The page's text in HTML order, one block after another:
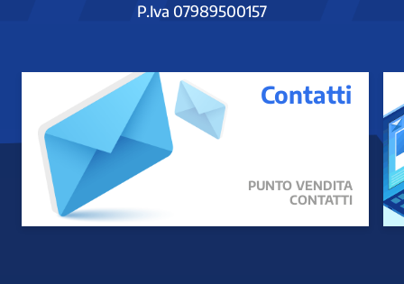
P.Iva 07989500157
Contatti
PUNTO VENDITA
CONTATTI